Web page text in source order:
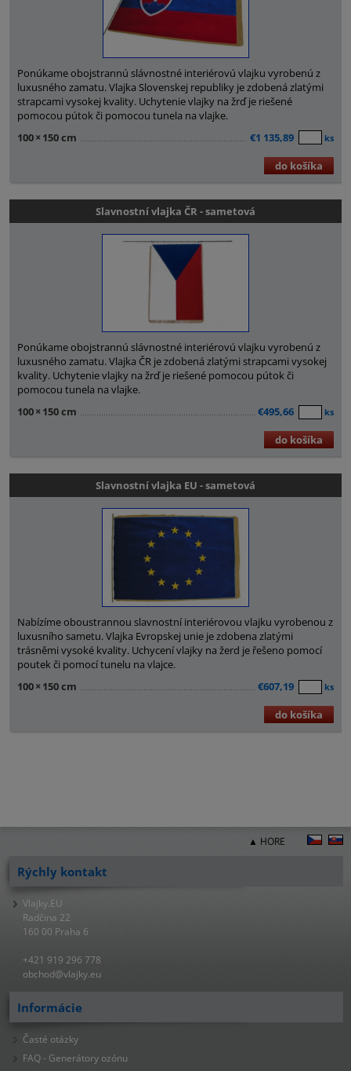
Ponúkame obojstrannú slávnostné interiérovú vlajku vyrobenú z
luxusného zamatu. Vlajka Slovenskej republiky je zdobená zlatými
strapcami vysokej kvality. Uchytenie vlajky na žrď je riešené
pomocou pútok či pomocou tunela na vlajke.
100× 150 cm €1 135,89 ks
do košíka
Slavnostní vlajka ČR - sametová
Ponúkame obojstrannú slávnostné interiérovú vlajku vyrobenú z
luxusného zamatu. Vlajka ČR je zdobená zlatými strapcami vysokej
kvality. Uchytenie vlajky na žrď je riešené pomocou pútok či
pomocou tunela na vlajke.
100× 150 cm €495,66 ks
do košíka
Slavnostní vlajka EU - sametová
Nabízíme oboustrannou slavnostní interiérovou vlajku vyrobenou z
luxusního sametu. Vlajka Evropskej unie je zdobena zlatými
trásněmi vysoké kvality. Uchycení vlajky na žerd je řešeno pomocí
poutek či pomocí tunelu na vlajce.
100× 150 cm €607,19 ks
do košíka
▲ HORE
Rýchly kontakt
Vlajky.EU
Radčina 22
160 00 Praha 6
+421 919 296 778
obchod@vlajky.eu
Informácie
Časté otázky
FAQ - Generátory ozónu